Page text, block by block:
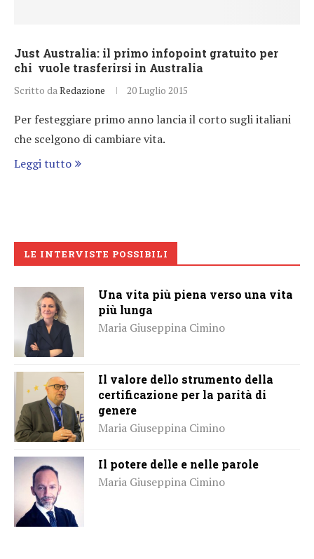
Just Australia: il primo infopoint gratuito per
chi vuole trasferirsi in Australia
Scritto da Redazione 20 Luglio 2015
Per festeggiare primo anno lancia il corto sugli italiani
che scelgono di cambiare vita.
Leggi tutto
LE INTERVISTE POSSIBILI
Una vita più piena verso una vita
più lunga
Maria Giuseppina Cimino
Il valore dello strumento della
certificazione per la parità di
genere
Maria Giuseppina Cimino
Il potere delle e nelle parole
Maria Giuseppina Cimino